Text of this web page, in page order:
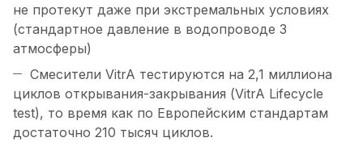
не протекут даже при экстремальных условиях
(стандартное давление в водопроводе 3
атмосферы)
Смесители VitrA тестируются на 2,1 миллиона
циклов открывания-закрывания (VitrA Lifecycle
test), то время как по Европейским стандартам
достаточно 210 тысяч циклов.